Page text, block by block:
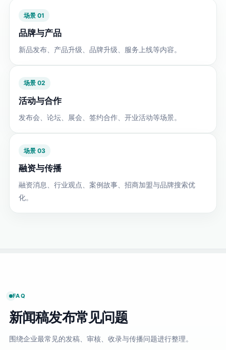
品牌与产品
新品发布、产品升级、品牌升级、服务上线等内容。
活动与合作
发布会、论坛、展会、签约合作、开业活动等场景。
融资与传播
融资消息、行业观点、案例故事、招商加盟与品牌搜索优
化。
FAQ
新闻稿发布常见问题
围绕企业最常见的发稿、审核、收录与传播问题进行整理。